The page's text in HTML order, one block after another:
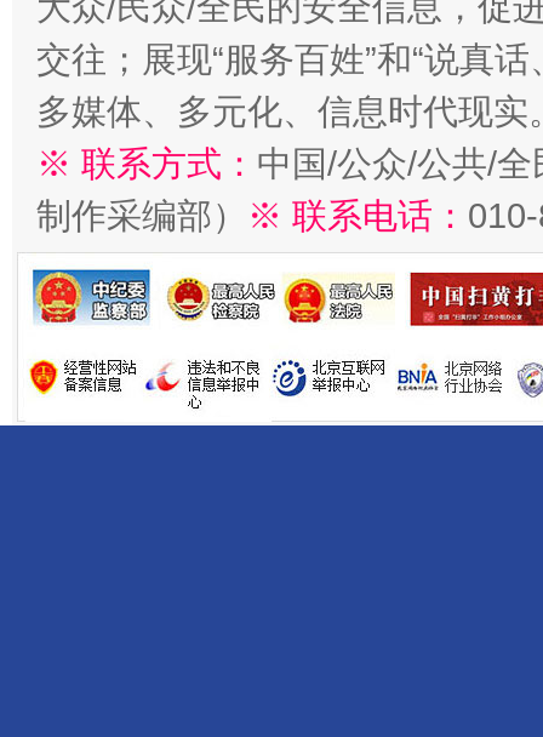
交往；展现“服务百姓”和“说真
多媒体、多元化、信息时代现实
※ 联系方式： 中国/公众/公共/
制作采编部）
※ 联系电话：